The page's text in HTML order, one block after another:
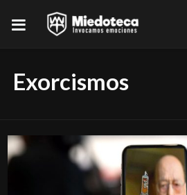
Exorcismos